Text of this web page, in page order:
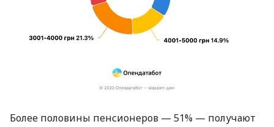
Более половины пенсионеров — 51% — получают